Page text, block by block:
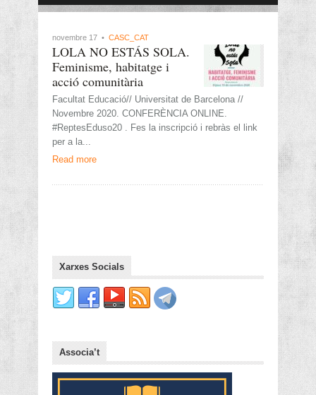
novembre 17 • CASC_CAT
LOLA NO ESTÁS SOLA.
Feminisme, habitatge i
acció comunitària
Facultat Educació// Universitat de Barcelona //
Novembre 2020. CONFERÈNCIA ONLINE.
#ReptesEduso20 . Fes la inscripció i rebràs el link
per a la...
Read more
Xarxes Socials
Associa’t